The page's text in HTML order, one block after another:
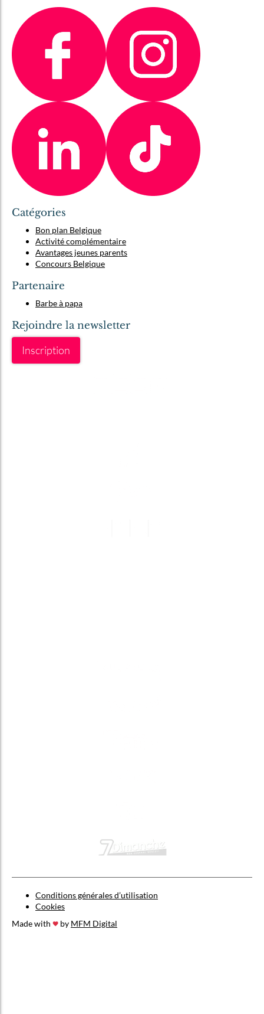
Catégories
Bon plan Belgique
Activité complémentaire
Avantages jeunes parents
Concours Belgique
Partenaire
Barbe à papa
Rejoindre la newsletter
Inscription
Conditions générales d’utilisation
Cookies
Made with
by MFM Digital